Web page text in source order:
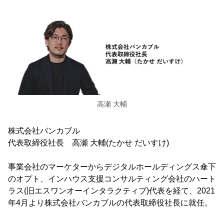
高瀬 大輔
株式会社バンカブル
代表取締役社長 高瀬 大輔(たかせ だいすけ)
事業会社のマーケターからデジタルホールディングス傘下
のオプト、インハウス支援コンサルティング会社のハート
ラス(旧エスワンオーインタラクティブ)代表を経て、2021
年4月より株式会社バンカブルの代表取締役社長に就任。